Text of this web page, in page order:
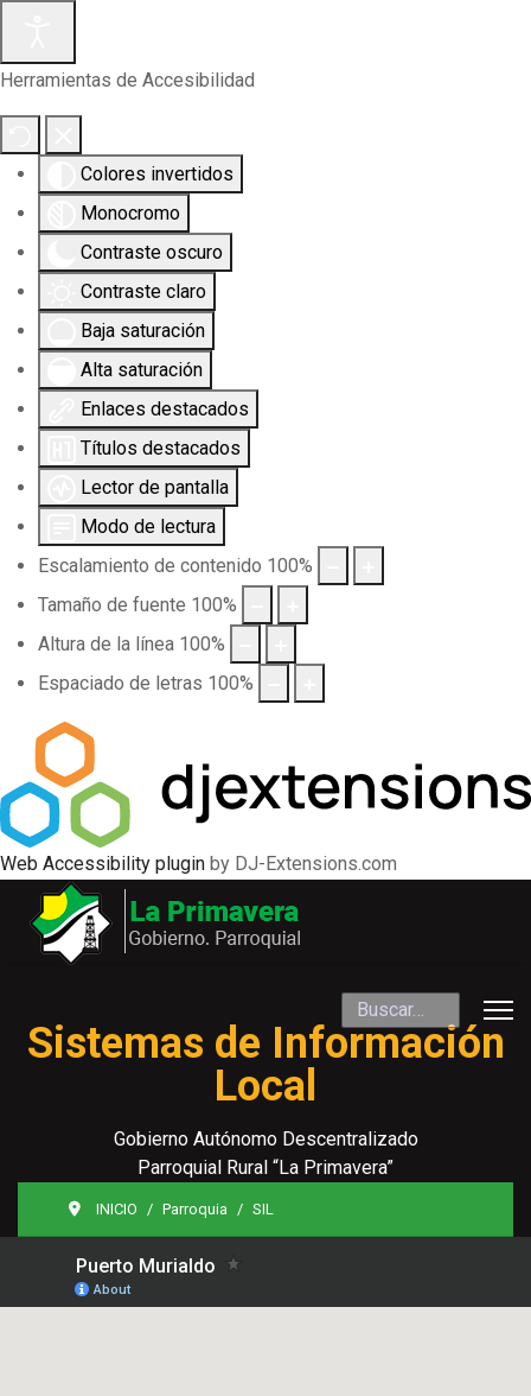
Herramientas de Accesibilidad
Colores invertidos
Monocromo
Contraste oscuro
Contraste claro
Baja saturación
Alta saturación
Enlaces destacados
Títulos destacados
Lector de pantalla
Modo de lectura
Escalamiento de contenido 100%
Tamaño de fuente 100%
Altura de la línea 100%
Espaciado de letras 100%
Web Accessibility plugin by DJ-Extensions.com
Buscar
Sistemas de Información
Local
Gobierno Autónomo Descentralizado
Parroquial Rural “La Primavera”
INICIO Parroquia SIL